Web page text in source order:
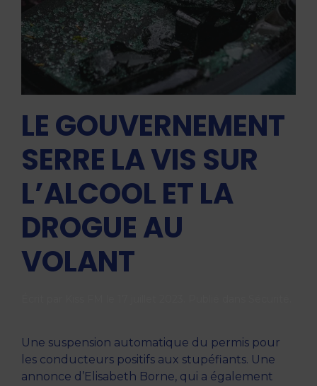
LE GOUVERNEMENT
SERRE LA VIS SUR
L’ALCOOL ET LA
DROGUE AU
VOLANT
Une suspension automatique du permis pour
les conducteurs positifs aux stupéfiants. Une
annonce d’Elisabeth Borne, qui a également